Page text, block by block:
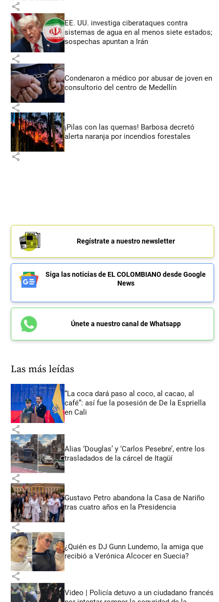
share
EE. UU. investiga ciberataques contra
sistemas de agua en al menos siete estados;
sospechas apuntan a Irán
share
Condenaron a médico por abusar de joven en
consultorio del centro de Medellín
share
¡Pilas con las quemas! Barbosa decretó
alerta naranja por incendios forestales
share
Regístrate a nuestro newsletter
Siga las noticias de EL COLOMBIANO desde Google
News
Únete a nuestro canal de Whatsapp
Las más leídas
“La coca dará paso al coco, al cacao, al
café”: así fue la posesión de De la Espriella
en Cali
share
Alias ‘Douglas’ y ‘Carlos Pesebre’, entre los
trasladados de la cárcel de Itagüí
share
Gustavo Petro abandona la Casa de Nariño
tras cuatro años en la Presidencia
share
¿Quién es DJ Gunn Lundemo, la amiga que
recibió a Verónica Alcocer en Suecia?
share
Video | Policía detuvo a un ciudadano francés